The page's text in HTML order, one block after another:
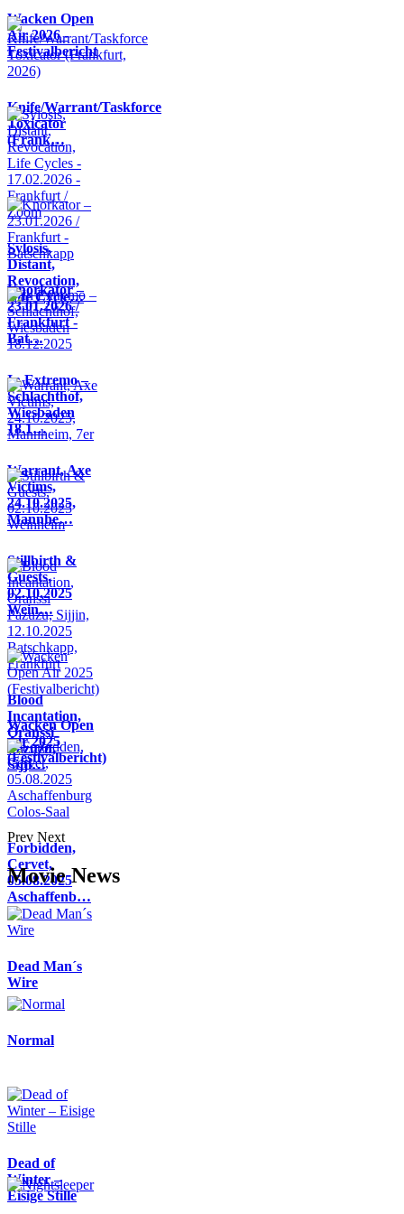
Wacken Open
Air 2026 -
Festivalbericht
Knife/Warrant/Taskforce
Toxicator
(Frank…
Sylosis,
Distant,
Revocation,
Life Cycle…
Knorkator –
23.01.2026 /
Frankfurt -
Bat…
In Extremo –
Schlachthof,
Wiesbaden
18.1…
Warrant, Axe
Victims,
24.10.2025,
Mannhe…
Stillbirth &
Guests,
02.10.2025
Wein…
Blood
Incantation,
Oranssi
Pazuzu,
Sijji…
Wacken Open
Air 2025
(Festivalbericht)
Forbidden,
Cervet,
05.08.2025
Aschaffenb…
Prev Next
Movie News
Dead Man´s
Wire
Normal
Dead of
Winter –
Eisige Stille